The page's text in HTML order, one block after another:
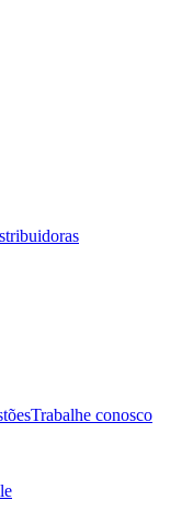
Trabalhe conosco